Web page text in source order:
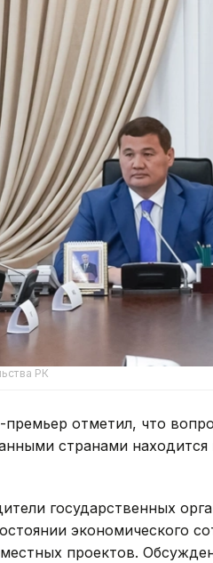
РК
отметил, что
странами
государственных
экономического
проектов.